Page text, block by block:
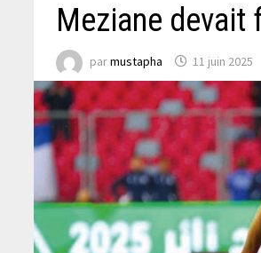
Meziane devait
parmustapha 11 juin 2025